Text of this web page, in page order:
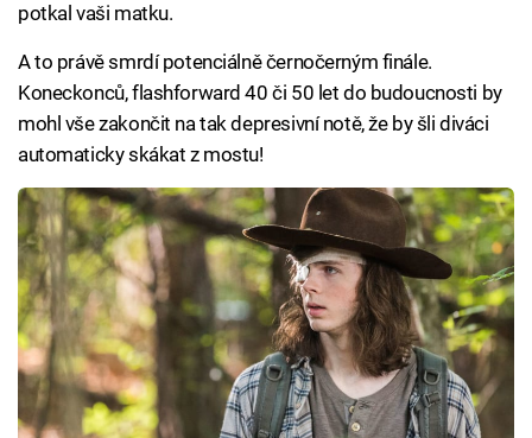
potkal vaši matku.
A to právě smrdí potenciálně černočerným finále.
Koneckonců, flashforward 40 či 50 let do budoucnosti by
mohl vše zakončit na tak depresivní notě, že by šli diváci
automaticky skákat z mostu!